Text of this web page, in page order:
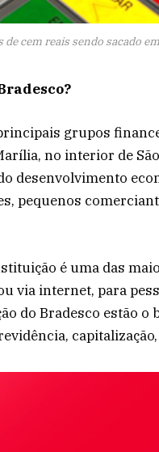
cem reais sendo sacado
grupos
no interior de
desenvolvimento
pequenos
é uma das
via internet, para
do Bradesco estão